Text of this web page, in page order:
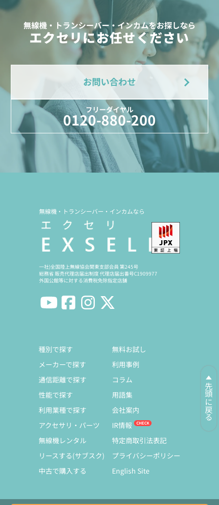
無線機・トランシーバー・インカムをお探しなら
エクセリにお任せください
お問い合わせ
フリーダイヤル
0120-880-200
先頭に戻る
無線機・トランシーバー・インカムなら
一社)全国陸上無線協会関東支部会員 第245号
総務省 販売代理店届出制度 代理店届出番号C1909977
外国公館等に対する消費税免除指定店舗
種別で探す
メーカーで探す
通信距離で探す
性能で探す
利用業種で探す
アクセサリ・パーツ
無線機レンタル
リースする(サブスク)
中古で購入する
無料お試し
利用事例
コラム
用語集
会社案内
IR情報
特定商取引法表記
プライバシーポリシー
English Site